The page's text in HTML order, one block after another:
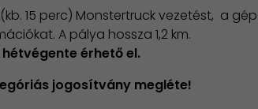
15 perc) Monstertruck vezetést, a gép
A pálya hossza 1,2 km.​
érhető el.
jogosítvány megléte!